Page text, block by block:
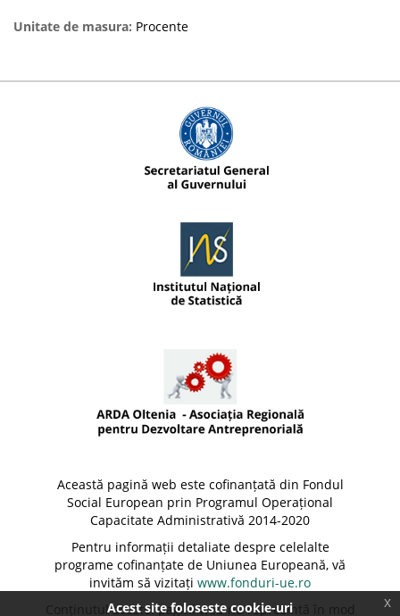
Unitate de masura: Procente
Această pagină web este cofinanțată din Fondul
Social European prin Programul Operațional
Capacitate Administrativă 2014-2020
Pentru informații detaliate despre celelalte
programe cofinanțate de Uniunea Europeană, vă
invităm să vizitați www.fonduri-ue.ro
Conținutul acestei pagini web nu reprezintă în mod
Acest site foloseste cookie-uri x